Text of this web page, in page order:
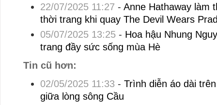
22/07/2025 11:27 - Anne Hathaway làm
thời trang khi quay The Devil Wears
05/07/2025 13:25- Hoa hậu Nhung
trang đầy sức sống mùa Hè
Tin cũ hơn:
02/05/2025 11:33 - Trình diễn áo dài
giữa lòng sông Cầu